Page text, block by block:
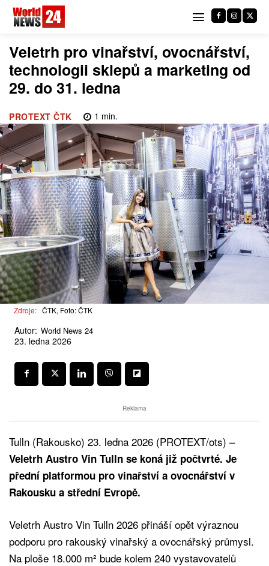
Veletrh pro vinařství, ovocnářství,
technologii sklepů a marketing od
29. do 31. ledna
PROTEXT ČTK 1 min.
Zdroje: ČTK, Foto: ČTK
Autor: World News 24
23. ledna 2026
Reklama
Tulln (Rakousko) 23. ledna 2026 (PROTEXT/ots) –
Veletrh Austro Vin Tulln se koná již počtvrté. Je
přední platformou pro vinařství a ovocnářství v
Rakousku a střední Evropě.
Veletrh Austro Vin Tulln 2026 přináší opět výraznou
podporu pro rakouský vinařský a ovocnářský průmysl.
Na ploše 18.000 m² bude kolem 240 vystavovatelů